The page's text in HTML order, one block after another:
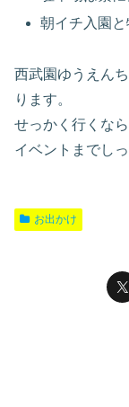
朝イチ入園
西武園ゆうえん
ります。
せっかく行くな
イベントまでし
お出かけ